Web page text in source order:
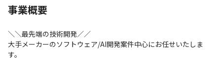
事業概要
＼＼最先端の技術開発／／
大手メーカーのソフトウェア/AI開発案件中心にお任せいたしま
す。